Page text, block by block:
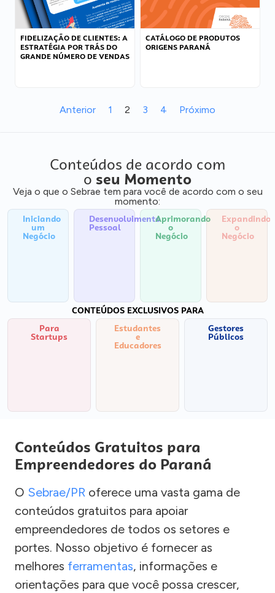
FIDELIZAÇÃO DE CLIENTES: A
ESTRATÉGIA POR TRÁS DO
GRANDE NÚMERO DE VENDAS
CATÁLOGO DE PRODUTOS
ORIGENS PARANÁ
Anterior 1 2 3 4 Próximo
Conteúdos de acordo com
o seu Momento
Veja o que o Sebrae tem para você de acordo com o seu
momento:
Iniciando
um
Negócio
Desenvolvimento
Pessoal
Aprimorando
o
Negócio
Expandindo
o
Negócio
CONTEÚDOS EXCLUSIVOS PARA
Para
Startups
Estudantes
e
Educadores
Gestores
Públicos
Conteúdos Gratuitos para
Empreendedores do Paraná
O Sebrae/PR oferece uma vasta gama de
conteúdos gratuitos para apoiar
empreendedores de todos os setores e
portes. Nosso objetivo é fornecer as
melhores ferramentas, informações e
orientações para que você possa crescer,